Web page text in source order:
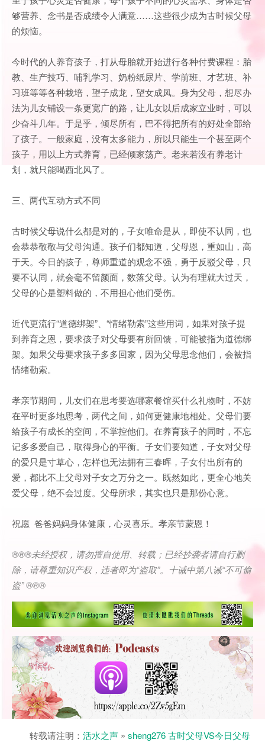
够营养、念书是否成绩令人满意……这些很少成为古时候父母
的烦恼。
今时代的人养育孩子，打从母胎就开始进行各种付费课程：胎
教、生产技巧、哺乳学习、奶粉纸尿片、学前班、才艺班、补
习班等等各种栽培，望子成龙，望女成凤。身为父母，想尽办
法为儿女铺设一条更宽广的路，让儿女以后成家立业时，可以
少奋斗几年。于是乎，倾尽所有，巴不得把所有的好处全部给
了孩子。一般家庭，没有太多能力，所以只能生一个甚至两个
孩子，用以上方式养育，已经倾家荡产。老来若没有养老计
划，就只能喝西北风了。
三、两代互动方式不同
古时候父母说什么都是对的，子女唯命是从，即使不认同，也
会恭恭敬敬与父母沟通。孩子们都知道，父母恩，重如山，高
于天。今日的孩子，尊师重道的观念不强，勇于反驳父母，只
要不认同，就会毫不留颜面，数落父母。认为有理就大过天，
父母的心是塑料做的，不用担心他们受伤。
近代更流行“道德绑架”、“情绪勒索”这些用词，如果对孩子提
到养育之恩，要求孩子对父母要有所回馈，可能被指为道德绑
架。如果父母要求孩子多多回家，因为父母思念他们，会被指
情绪勒索。
孝亲节期间，儿女们在思考要选哪家餐馆买什么礼物时，不妨
在平时更多地思考，两代之间，如何更健康地相处。父母们要
给孩子有成长的空间，不掌控他们。在养育孩子的同时，不忘
记多多爱自己，取得身心的平衡。子女们要知道，子女对父母
的爱只是寸草心，怎样也无法拥有三春晖，子女付出所有的
爱，都比不上父母对子女之万分之一。既然如此，更全心地关
爱父母，绝不会过度。父母所求，其实也只是那份心意。
祝愿 爸爸妈妈身体健康，心灵喜乐。孝亲节蒙恩！
®®®未经授权，请勿擅自使用、转载；已经抄袭者请自行删
除，请尊重知识产权，违者即为“盗取”。十诫中第八诫“不可偷
盗” ®®®
转载请注明： 活水之声 » sheng276 古时父母VS今日父母